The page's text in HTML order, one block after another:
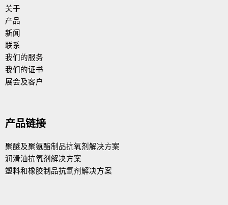
关于
产品
新闻
联系
我们的服务
我们的证书
展会及客户
产品链接
聚醚及聚氨酯制品抗氧剂解决方案
润滑油抗氧剂解决方案
塑料和橡胶制品抗氧剂解决方案